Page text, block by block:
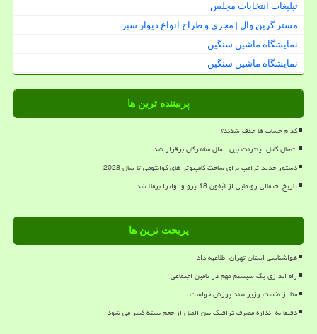
تبلیغات انتخابات مجلس
مستر گرین وال | مجری و طراح انواع دیوار سبز
نمایشگاه ماشین سنگین
نمایشگاه ماشین سنگین
پربیننده ترین ها
کدام حساب ها حذف شدند؟
اتصال کامل اینترنت بین الملل مشترکان برقرار شد
دستور جدید ترامپ برای ساخت کامپیوتر های کوانتومی تا سال 2028
تاریخ احتمالی رونمایی از آیفون 18 پرو و اولترا برملا شد
پربحث ترین ها
هواشناسی استان تهران اطلاعیه داد
راه اندازی یک سیستم مهم در تامین اجتماعی
متا از نخست وزیر هند پوزش خواست
دقیقا به اندازه مصرف ترافیک بین الملل از حجم بسته کسر می شود